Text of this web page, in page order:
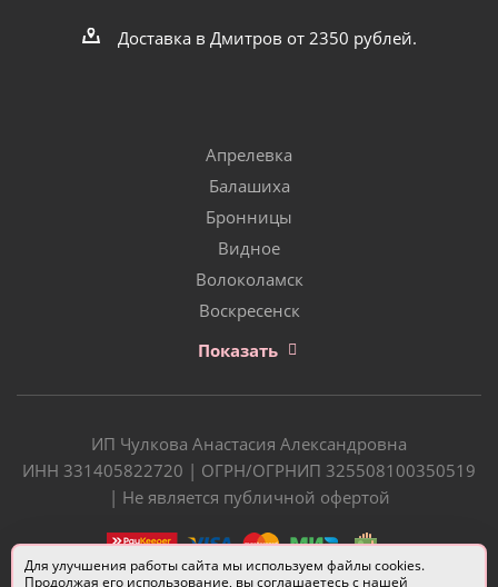
Доставка в Дмитров от 2350 рублей.
Апрелевка
Балашиха
Бронницы
Видное
Волоколамск
Воскресенск
Показать
ИП Чулкова Анастасия Александровна
ИНН 331405822720 | ОГРН/ОГРНИП 325508100350519
| Не является публичной офертой
Для улучшения работы сайта мы используем файлы cookies.
Продолжая его использование, вы соглашаетесь с нашей